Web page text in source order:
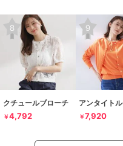
クチュールブローチ
￥4,792
アンタイトル
￥7,920